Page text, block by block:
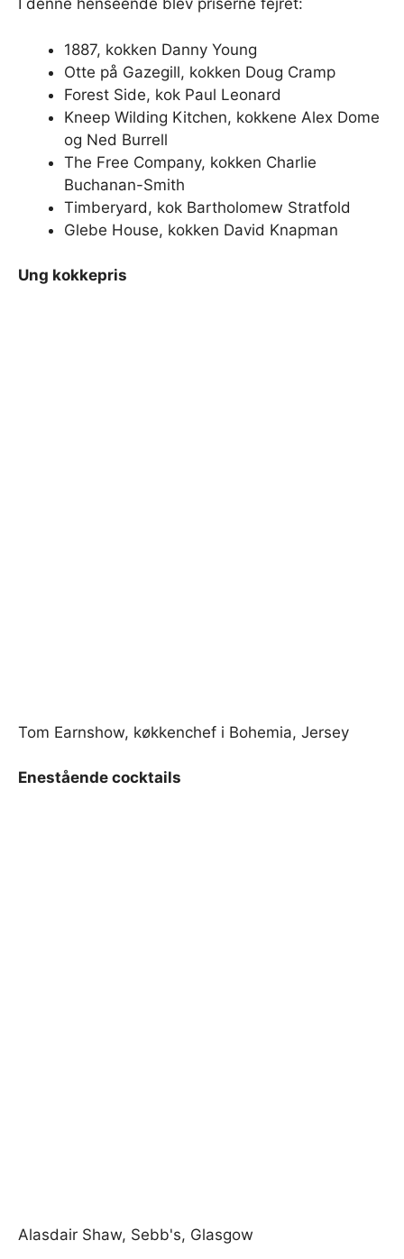
I denne henseende blev priserne fejret:
1887, kokken Danny Young
Otte på Gazegill, kokken Doug Cramp
Forest Side, kok Paul Leonard
Kneep Wilding Kitchen, kokkene Alex Dome
og Ned Burrell
The Free Company, kokken Charlie
Buchanan-Smith
Timberyard, kok Bartholomew Stratfold
Glebe House, kokken David Knapman
Ung kokkepris
Tom Earnshow, køkkenchef i Bohemia, Jersey
Enestående cocktails
Alasdair Shaw, Sebb's, Glasgow